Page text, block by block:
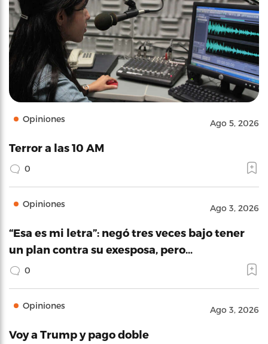
Opiniones Ago 5, 2026
Terror a las 10 AM
0
Opiniones Ago 3, 2026
“Esa es mi letra”: negó tres veces bajo tener
un plan contra su exesposa, pero…
0
Opiniones Ago 3, 2026
Voy a Trump y pago doble